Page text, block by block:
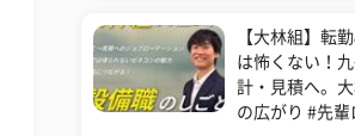
【大林組】転
は怖くない！
計・見積へ。
の広がり #先